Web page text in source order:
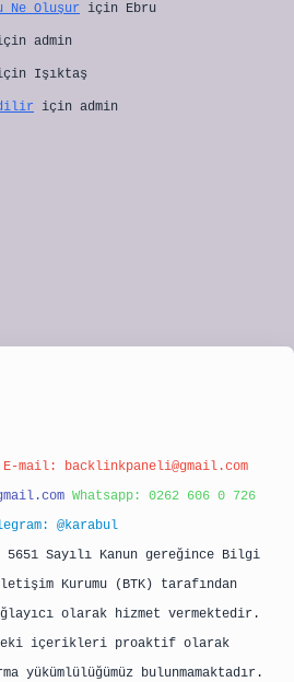
Ne Oluşur için Ebru
admin
Işıktaş
için admin
E-mail: backlinkpaneli@gmail.com
Whatsapp: 0262 606 0 726
@karabul
Sayılı Kanun gereğince Bilgi
Kurumu (BTK) tarafından
olarak hizmet vermektedir.
içerikleri proaktif olarak
yükümlülüğümüz bulunmamaktadır.